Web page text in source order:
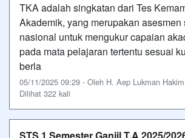
TKA adalah singkatan dari Tes
Akademik, yang merupakan asesmen
nasional untuk mengukur capaian
pada mata pelajaran tertentu sesuai
berla
05/11/2025 09:29 - Oleh H. Aep Lukman
Dilihat 322 kali